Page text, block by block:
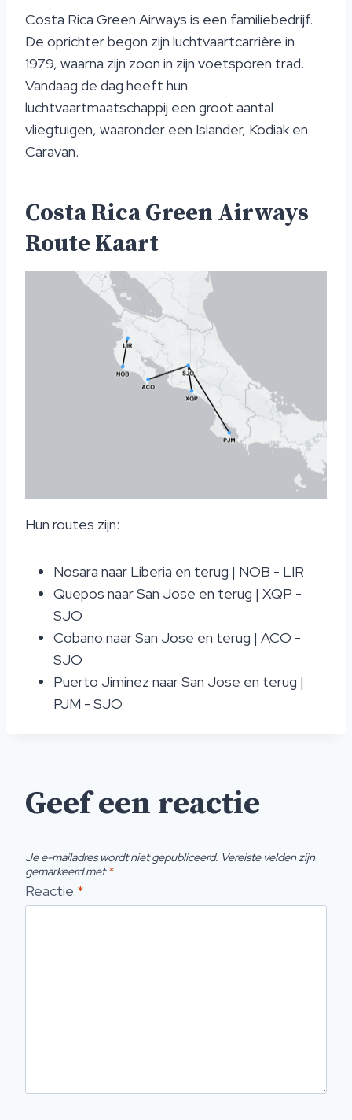
Costa Rica Green Airways is een familiebedrijf.
De oprichter begon zijn luchtvaartcarrière in
1979, waarna zijn zoon in zijn voetsporen trad.
Vandaag de dag heeft hun
luchtvaartmaatschappij een groot aantal
vliegtuigen, waaronder een Islander, Kodiak en
Caravan.
Costa Rica Green Airways
Route Kaart
Hun routes zijn:
Nosara naar Liberia en terug | NOB - LIR
Quepos naar San Jose en terug | XQP -
SJO
Cobano naar San Jose en terug | ACO -
SJO
Puerto Jiminez naar San Jose en terug |
PJM - SJO
Geef een reactie
Je e-mailadres wordt niet gepubliceerd. Vereiste velden zijn
gemarkeerd met*
Reactie *